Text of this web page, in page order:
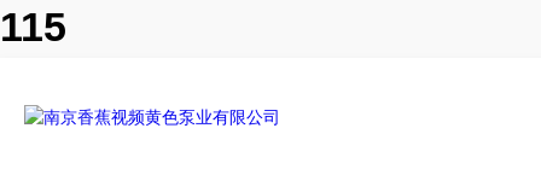
115